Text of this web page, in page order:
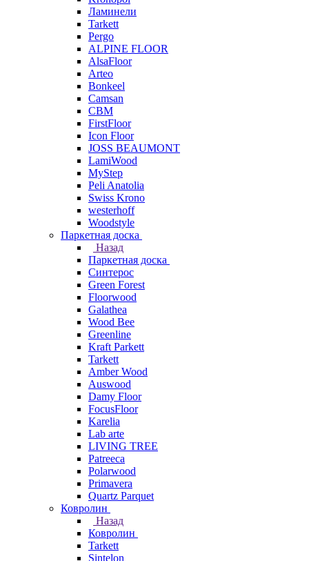
Ламинели
Tarkett
Pergo
ALPINE FLOOR
AlsaFloor
Arteo
Bonkeel
Camsan
CBM
FirstFloor
Icon Floor
JOSS BEAUMONT
LamiWood
MyStep
Peli Anatolia
Swiss Krono
westerhoff
Woodstyle
Паркетная доска
Назад
Паркетная доска
Синтерос
Green Forest
Floorwood
Galathea
Wood Bee
Greenline
Kraft Parkett
Tarkett
Amber Wood
Auswood
Damy Floor
FocusFloor
Karelia
Lab arte
LIVING TREE
Patreeca
Polarwood
Primavera
Quartz Parquet
Ковролин
Назад
Ковролин
Tarkett
Sintelon